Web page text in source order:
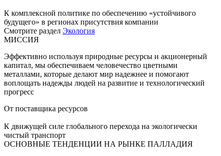
К комплексной политике по обеспечению «устойчивого
будущего» в регионах присутствия компании
Смотрите раздел Экология
МИССИЯ
Эффективно используя природные ресурсы и акционерный
капитал, мы обеспечиваем человечество цветными
металлами, которые делают мир надежнее и помогают
воплощать надежды людей на развитие и технологический
прогресс
От поставщика ресурсов
К движущей силе глобального перехода на экологически
чистый транспорт
ОСНОВНЫЕ ТЕНДЕНЦИИ НА РЫНКЕ ПАЛЛАДИЯ